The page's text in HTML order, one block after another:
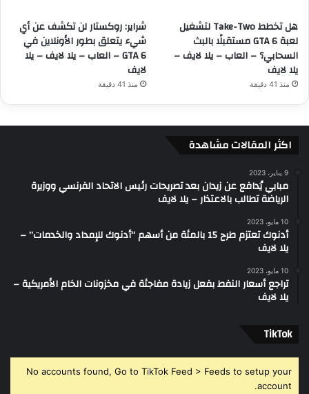
هل تخطط Take-Two لتشغيل
لعبة GTA 6 مستقبلًا بالبث
السحابي؟ – العاب – يلا لايف –
يلا لايف
منذ 41 دقيقة
شراير: روكستار لن تكشف عن أي
شيء يتعلق بطور الأونلاين في
GTA 6 – العاب – يلا لايف – يلا
لايف
منذ 41 دقيقة
اكثر المقالات مشاهدة
9 يناير، 2023
مبابي يُدافع عن زيدان بعد تصريحات رئيس الاتحاد الفرنسي ووزيرة
الرياضة تطالب بالاعتذار – يلا لايف
10 مايو، 2023
أدنوك تعتزم طرح 15 بالمئة من أسهم “أدنوك للإمداد والخدمات” –
يلا لايف
10 مايو، 2023
تراجع أسعار النفط بفعل زيادة مفاجئة في مخزونات الخام الأمريكية –
يلا لايف
‫TikTok
No accounts found, Go to TikTok Feed > Feeds to setup your
account.